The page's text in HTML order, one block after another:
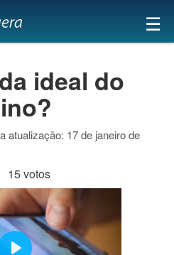
×
☰
ideal do
atualização: 17 de janeiro de
15 votos